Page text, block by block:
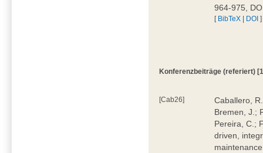
964-975,
[ BibTeX | DOI ]
Konferenzbeiträge (referiert)
[Cab26]
Caballero,
Bremen, J.;
Pereira, C.;
driven,